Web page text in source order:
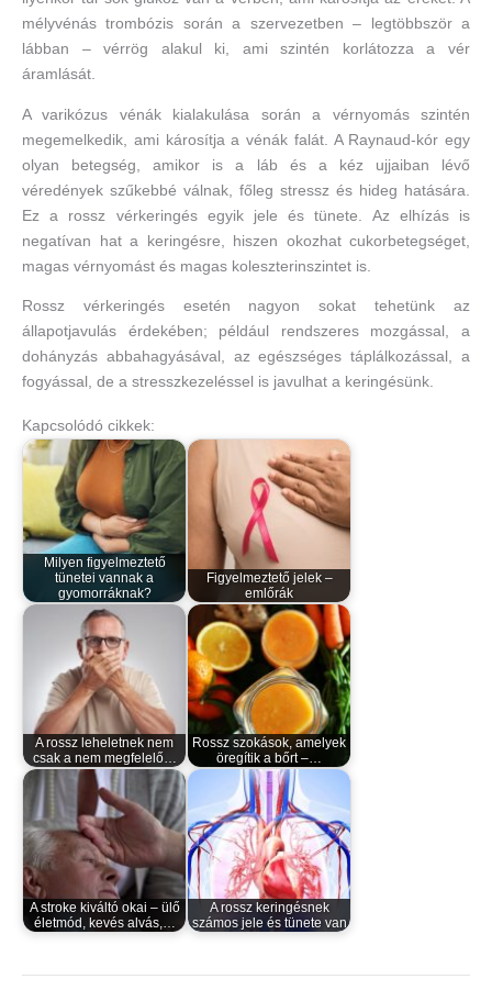
mélyvénás trombózis során a szervezetben – legtöbbször a
lábban – vérrög alakul ki, ami szintén korlátozza a vér
áramlását.
A varikózus vénák kialakulása során a vérnyomás szintén
megemelkedik, ami károsítja a vénák falát. A Raynaud-kór egy
olyan betegség, amikor is a láb és a kéz ujjaiban lévő
véredények szűkebbé válnak, főleg stressz és hideg hatására.
Ez a rossz vérkeringés egyik jele és tünete. Az elhízás is
negatívan hat a keringésre, hiszen okozhat cukorbetegséget,
magas vérnyomást és magas koleszterinszintet is.
Rossz vérkeringés esetén nagyon sokat tehetünk az
állapotjavulás érdekében; például rendszeres mozgással, a
dohányzás abbahagyásával, az egészséges táplálkozással, a
fogyással, de a stresszkezeléssel is javulhat a keringésünk.
Kapcsolódó cikkek:
Milyen figyelmeztető
tünetei vannak a
gyomorráknak?
Figyelmeztető jelek –
emlőrák
A rossz leheletnek nem
csak a nem megfelelő…
Rossz szokások, amelyek
öregítik a bőrt –…
A stroke kiváltó okai – ülő
életmód, kevés alvás,…
A rossz keringésnek
számos jele és tünete van